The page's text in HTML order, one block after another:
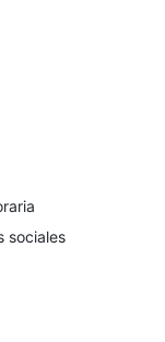
sociales